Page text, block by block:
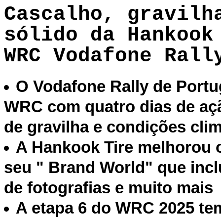
Cascalho,
sólido da
WRC Vodafone
O Vodafone Rally de
WRC com quatro dias de
de gravilha e condições
A Hankook Tire melhorou
seu " Brand World" que
de fotografias e muito mais
A etapa 6 do WRC 2025